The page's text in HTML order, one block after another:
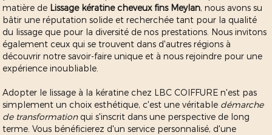
matière de Lissage kératine cheveux fins Meylan, nous avons su
bâtir une réputation solide et recherchée tant pour la qualité
du lissage que pour la diversité de nos prestations. Nous invitons
également ceux qui se trouvent dans d'autres régions à
découvrir notre savoir-faire unique et à nous rejoindre pour une
expérience inoubliable.
Adopter le lissage à la kératine chez LBC COIFFURE n'est pas
simplement un choix esthétique, c'est une véritable démarche
de transformationqui s'inscrit dans une perspective de long
terme. Vous bénéficierez d'un service personnalisé, d'une